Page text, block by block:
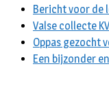
Bericht voor de
Valse collecte
Oppas gezocht
Een bijzonder